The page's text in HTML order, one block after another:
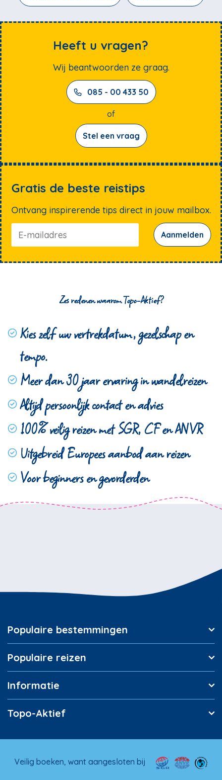
Heeft u vragen?
Wij beantwoorden ze graag.
085 - 00 433 50
of
Stel een vraag
Gratis de beste reistips
Ontvang inspirerende tips direct in jouw mailbox.
Aanmelden
Zes redenen waarom Topo-Aktief?
Kies zelf uw vertrekdatum, gezelschap en
tempo.
Meer dan 30 jaar ervaring in wandelreizen
Altijd persoonlijk contact en advies
100% veilig reizen met SGR, CF en ANVR
Uitgebreid Europees aanbod aan reizen
Voor beginners en gevorderden
Populaire bestemmingen
Populaire reizen
Informatie
Topo-Aktief
Veilig boeken, want aangesloten bij